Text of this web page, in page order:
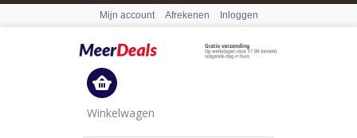
Mijn account Afrekenen Inloggen
Winkelwagen